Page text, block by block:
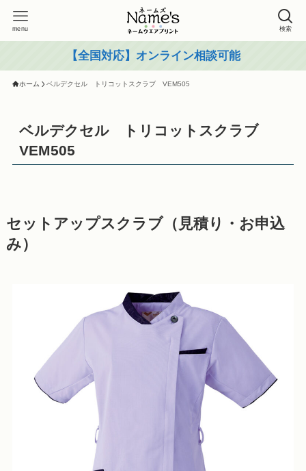
検索
menu
【全国対応】オンライン相談可能
ホーム ベルデクセル トリコットスクラブ VEM505
ベルデクセル トリコットスクラブ
VEM505
セットアップスクラブ（見積り・お申込
み）